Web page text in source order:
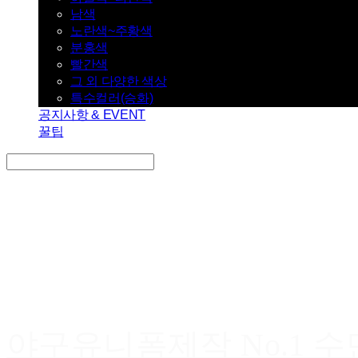
남색
노란색~주황색
분홍색
빨간색
그 외 다양한 색상
특수컬러(승화)
공지사항 & EVENT
꿀팁